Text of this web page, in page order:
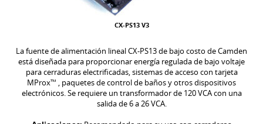
CX-PS13 V3
La fuente de alimentación lineal CX-PS13 de bajo costo de Camden
está diseñada para proporcionar energía regulada de bajo voltaje
para cerraduras electrificadas, sistemas de acceso con tarjeta
MProx™ , paquetes de control de baños y otros dispositivos
electrónicos. Se requiere un transformador de 120 VCA con una
salida de 6 a 26 VCA.